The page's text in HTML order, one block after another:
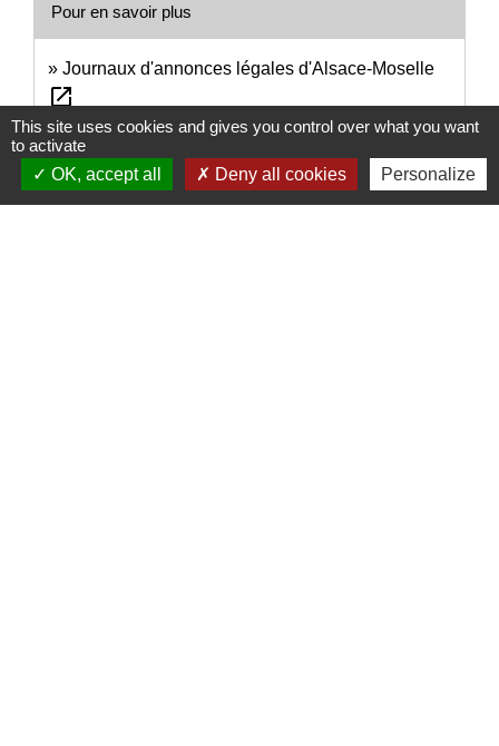
Pour en savoir plus
Journaux d'annonces légales d'Alsace-Moselle
open_in_new
Alsace Mouvement associatif
Guide pratique : créer une association en Alsace-
Moselleopen_in_new
Alsace Mouvement associatif
This site uses cookies and gives you control over what you want
to activate
OK, accept all
Deny all cookies Personalize